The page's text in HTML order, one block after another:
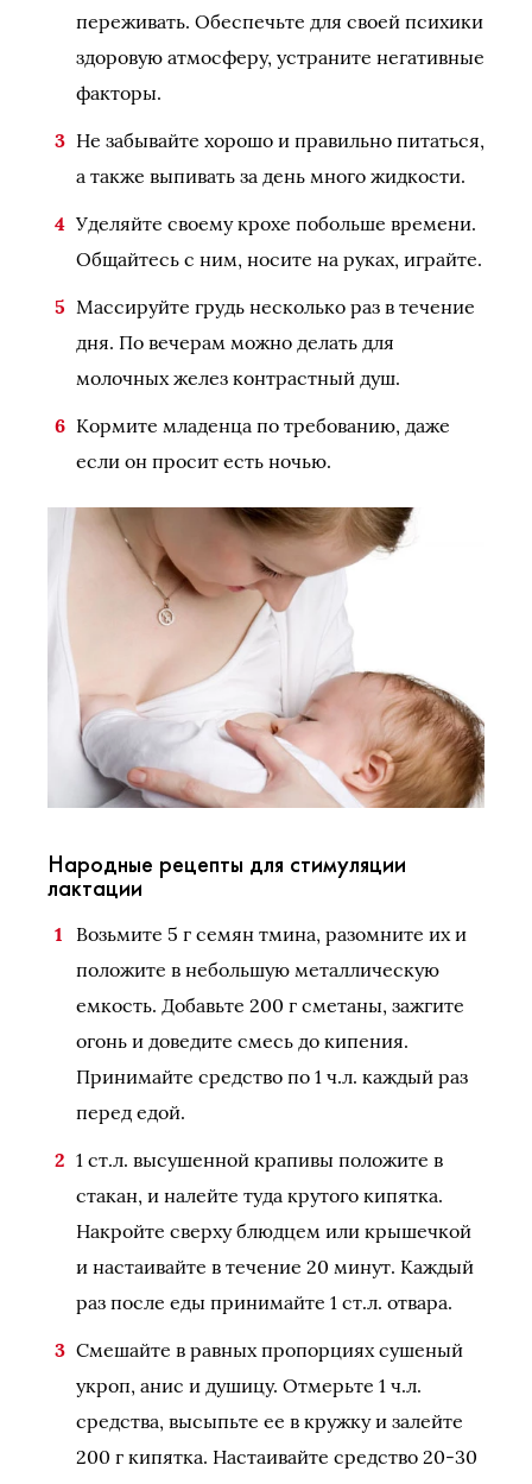
переживать. Обеспечьте для своей психики
здоровую атмосферу, устраните негативные
факторы.
Не забывайте хорошо и правильно питаться,
а также выпивать за день много жидкости.
Уделяйте своему крохе побольше времени.
Общайтесь с ним, носите на руках, играйте.
Массируйте грудь несколько раз в течение
дня. По вечерам можно делать для
молочных желез контрастный душ.
Кормите младенца по требованию, даже
если он просит есть ночью.
Народные рецепты для стимуляции
лактации
Возьмите 5 г семян тмина, разомните их и
положите в небольшую металлическую
емкость. Добавьте 200 г сметаны, зажгите
огонь и доведите смесь до кипения.
Принимайте средство по 1 ч.л. каждый раз
перед едой.
1 ст.л. высушенной крапивы положите в
стакан, и налейте туда крутого кипятка.
Накройте сверху блюдцем или крышечкой
и настаивайте в течение 20 минут. Каждый
раз после еды принимайте 1 ст.л. отвара.
Смешайте в равных пропорциях сушеный
укроп, анис и душицу. Отмерьте 1 ч.л.
средства, высыпьте ее в кружку и залейте
200 г кипятка. Настаивайте средство 20-30